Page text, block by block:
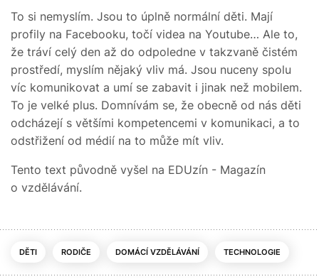
To si nemyslím. Jsou to úplně normální děti. Mají
profily na Facebooku, točí videa na Youtube… Ale to,
že tráví celý den až do odpoledne v takzvaně čistém
prostředí, myslím nějaký vliv má. Jsou nuceny spolu
víc komunikovat a umí se zabavit i jinak než mobilem.
To je velké plus. Domnívám se, že obecně od nás děti
odcházejí s většími kompetencemi v komunikaci, a to
odstřižení od médií na to může mít vliv.
Tento text původně vyšel na EDUzín - Magazín
o vzdělávání.
DĚTI RODIČE DOMÁCÍ VZDĚLÁVÁNÍ TECHNOLOGIE